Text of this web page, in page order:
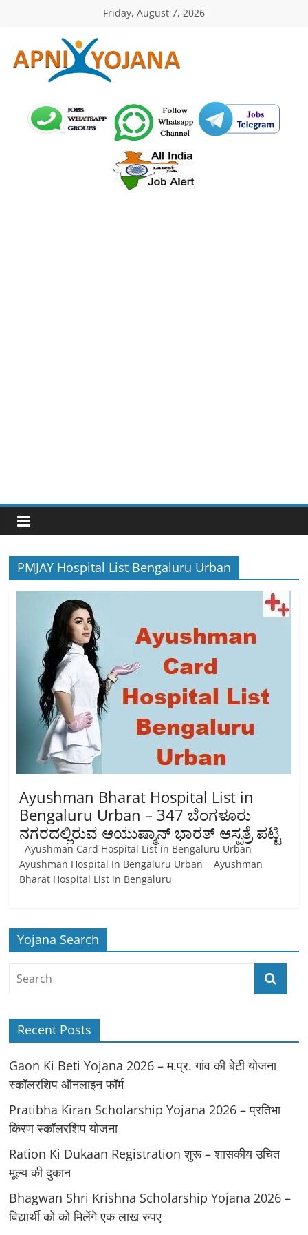
Friday, August 7, 2026
ApniYojana.com
सरकारी
योजनाएँ,
PMJAY Hospital List Bengaluru Urban
Ayushman Bharat Hospital List in
Bengaluru Urban – 347 ಬೆಂಗಳೂರು
ನಗರದಲ್ಲಿರುವ ಆಯುಷ್ಮಾನ್ ಭಾರತ್ ಆಸ್ಪತ್ರೆ ಪಟ್ಟಿ
Ayushman Card Hospital List in Bengaluru Urban
Ayushman Hospital In Bengaluru Urban Ayushman
Bharat Hospital List in Bengaluru
Yojana Search
Recent Posts
Gaon Ki Beti Yojana 2026 – म.प्र. गांव की बेटी योजना
स्कॉलरशिप ऑनलाइन फॉर्म
Pratibha Kiran Scholarship Yojana 2026 – प्रतिभा
किरण स्कॉलरशिप योजना
Ration Ki Dukaan Registration शुरू – शासकीय उचित
मूल्य की दुकान
Bhagwan Shri Krishna Scholarship Yojana 2026 –
विद्यार्थी को को मिलेंगे एक लाख रुपए